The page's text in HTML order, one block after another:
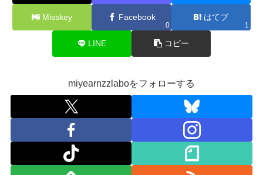
Misskey Facebook
0
はてブ
1
LINE コピー
miyearnzzlaboをフォローする